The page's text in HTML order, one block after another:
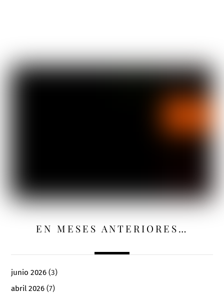
EN MESES ANTERIORES…
junio 2026 (3)
abril 2026 (7)